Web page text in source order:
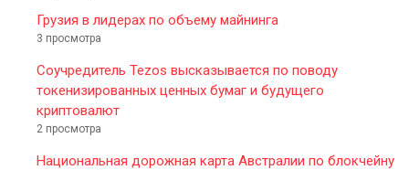
Грузия в лидерах по объему майнинга
3 просмотра
Соучредитель Tezos высказывается по поводу
токенизированных ценных бумаг и будущего
криптовалют
2 просмотра
Национальная дорожная карта Австралии по блокчейну